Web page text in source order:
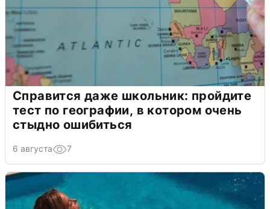
Справится даже школьник: пройдите
тест по географии, в котором очень
стыдно ошибиться
6 августа 7